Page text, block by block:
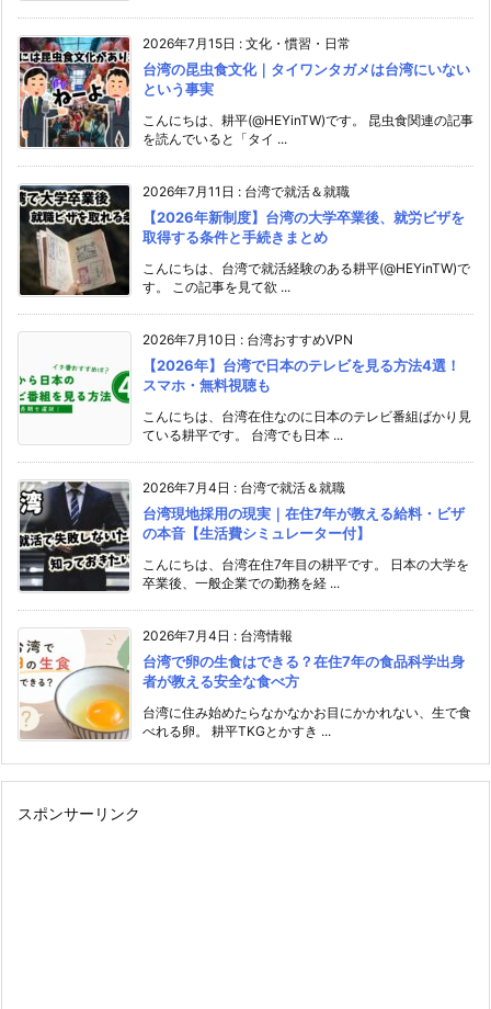
2026年7月15日 : 文化・慣習・日常
台湾の昆虫食文化｜タイワンタガメは台湾にいない
という事実
こんにちは、耕平(@HEYinTW)です。 昆虫食関連の記事
を読んでいると「タイ ...
2026年7月11日 : 台湾で就活＆就職
【2026年新制度】台湾の大学卒業後、就労ビザを
取得する条件と手続きまとめ
こんにちは、台湾で就活経験のある耕平(@HEYinTW)で
す。 この記事を見て欲 ...
2026年7月10日 : 台湾おすすめVPN
【2026年】台湾で日本のテレビを見る方法4選！
スマホ・無料視聴も
こんにちは、台湾在住なのに日本のテレビ番組ばかり見
ている耕平です。 台湾でも日本 ...
2026年7月4日 : 台湾で就活＆就職
台湾現地採用の現実｜在住7年が教える給料・ビザ
の本音【生活費シミュレーター付】
こんにちは、台湾在住7年目の耕平です。 日本の大学を
卒業後、一般企業での勤務を経 ...
2026年7月4日 : 台湾情報
台湾で卵の生食はできる？在住7年の食品科学出身
者が教える安全な食べ方
台湾に住み始めたらなかなかお目にかかれない、生で食
べれる卵。 耕平TKGとかすき ...
スポンサーリンク